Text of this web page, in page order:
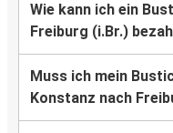
Wie kann ich ein
Freiburg (i.Br.)
Muss ich mein
Konstanz nach